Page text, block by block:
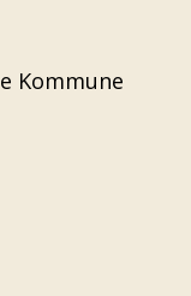
Kommune